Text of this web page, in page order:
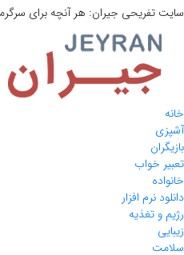
سایت تفریحی جیران: هر آنچه برای
خانه
آشپزی
بازیگران
تعبیر خواب
خانواده
دانلود نرم افزار
رژیم و تغذیه
زیبایی
سلامت